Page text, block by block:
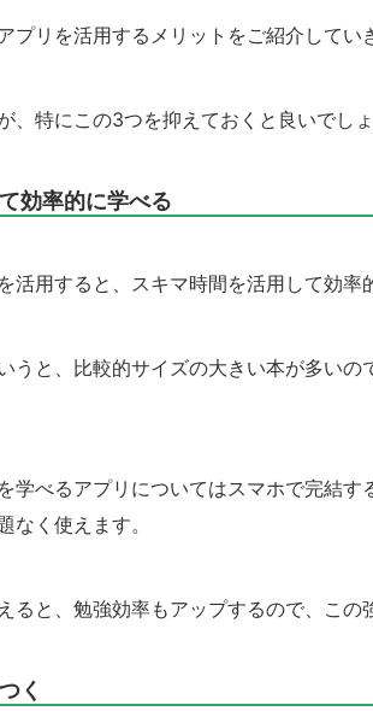
プリを活用するメリットをご紹介してい
、特にこの3つを抑えておくと良いでしょ
効率的に学べる
活用すると、スキマ時間を活用して効率
うと、比較的サイズの大きい本が多いの
学べるアプリについてはスマホで完結す
なく使えます。
ると、勉強効率もアップするので、この
く